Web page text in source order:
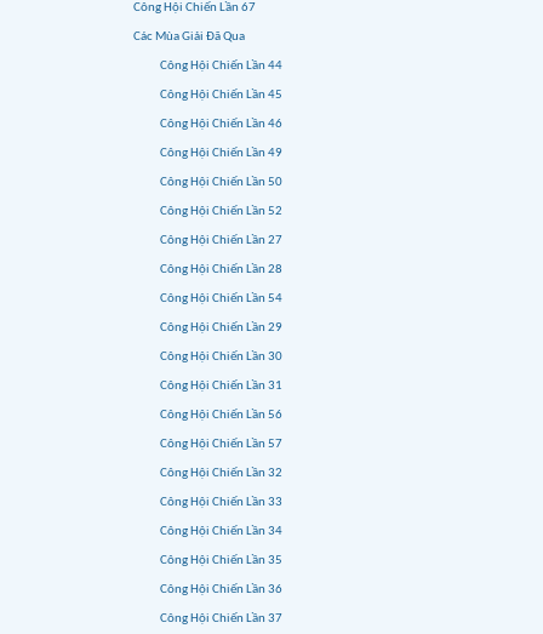
Công Hội Chiến Lần 67
Các Mùa Giải Đã Qua
Công Hội Chiến Lần 44
Công Hội Chiến Lần 45
Công Hội Chiến Lần 46
Công Hội Chiến Lần 49
Công Hội Chiến Lần 50
Công Hội Chiến Lần 52
Công Hội Chiến Lần 27
Công Hội Chiến Lần 28
Công Hội Chiến Lần 54
Công Hội Chiến Lần 29
Công Hội Chiến Lần 30
Công Hội Chiến Lần 31
Công Hội Chiến Lần 56
Công Hội Chiến Lần 57
Công Hội Chiến Lần 32
Công Hội Chiến Lần 33
Công Hội Chiến Lần 34
Công Hội Chiến Lần 35
Công Hội Chiến Lần 36
Công Hội Chiến Lần 37